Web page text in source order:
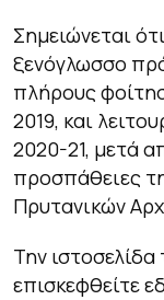
Σημειώνεται
ξενόγλωσσο
πλήρους
2019, και
2020-21, μετά
προσπάθειες
Πρυτανικών
Την
επισκεφθείτε